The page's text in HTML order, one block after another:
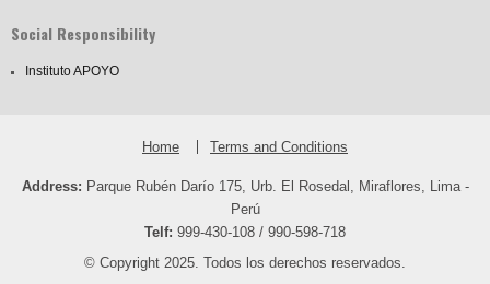
Social Responsibility
Instituto APOYO
Home Terms and Conditions
Address: Parque Rubén Darío 175, Urb. El Rosedal, Miraflores, Lima -
Perú
Telf: 999-430-108 / 990-598-718
© Copyright 2025. Todos los derechos reservados.